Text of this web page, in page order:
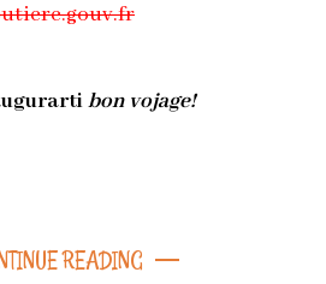
bon vojage!
READING